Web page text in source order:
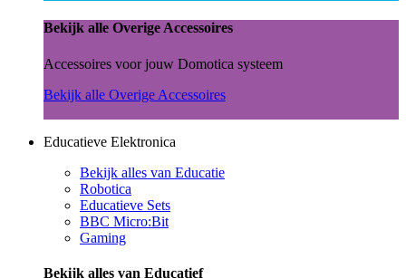
Bekijk alle Overige Accessoires
Accessoires voor jouw Domotica systeem
Bekijk alle Overige Accessoires
Educatieve Elektronica
Bekijk alles van Educatie
Robotica
Educatieve Sets
BBC Micro:Bit
Gaming
Bekijk alles van Educatief